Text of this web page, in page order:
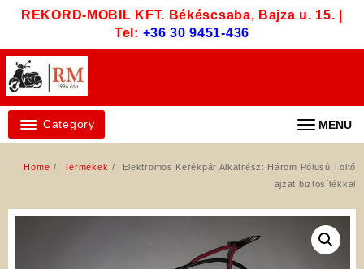
REKORD-MOBIL KFT. Békéscsaba, Bajza u. 15. |
Tel: +36 30 9451-436
Category MENU
Home Termékek
Elektromos Kerékpár Alkatrész: Három Pólusú Töltő
ajzat biztosítékkal